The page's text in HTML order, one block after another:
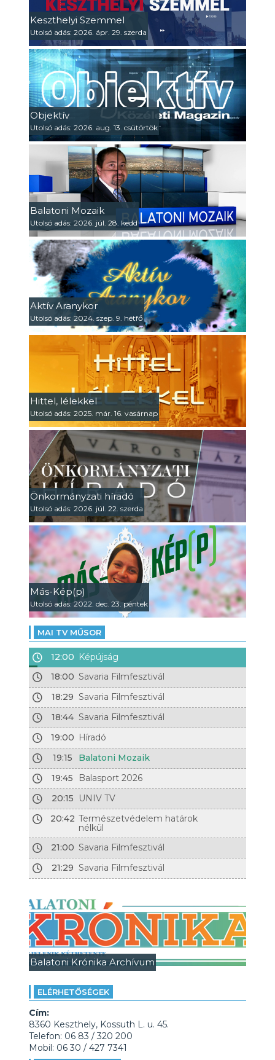
Keszthelyi Szemmel
Utolsó adás: 2026. ápr. 29. szerda
Objektív
Utolsó adás: 2026. aug. 13. csütörtök
Balatoni Mozaik
Utolsó adás: 2026. júl. 28. kedd
Aktív Aranykor
Utolsó adás: 2024. szep. 9. hétfő
Hittel, lélekkel
Utolsó adás: 2025. már. 16. vasárnap
Önkormányzati híradó
Utolsó adás: 2026. júl. 22. szerda
Más-Kép(p)
Utolsó adás: 2022. dec. 23. péntek
MAI TV MŰSOR
12:00 Képújság
18:00 Savaria Filmfesztivál
18:29 Savaria Filmfesztivál
18:44 Savaria Filmfesztivál
19:00 Híradó
19:15
Balatoni Mozaik
19:45
Balasport 2026
20:15
UNIV TV
20:42 Természetvédelem határok
nélkül
21:00 Savaria Filmfesztivál
21:29 Savaria Filmfesztivál
Balatoni Krónika Archívum
ELÉRHETŐSÉGEK
Cím:
8360 Keszthely, Kossuth L. u. 45.
Telefon: 06 83 / 320 200
Mobil: 06 30 / 427 7341